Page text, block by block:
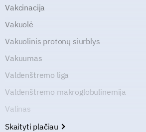
Vakcinacija
Vakuolė
Vakuolinis protonų siurblys
Vakuumas
Valdenštremo liga
Valdenštremo makroglobulinemija
Valinas
Skaityti plačiau